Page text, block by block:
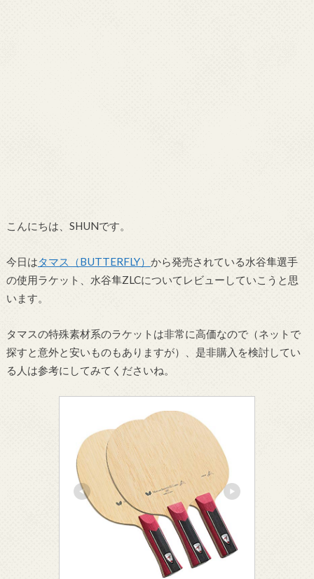
こんにちは、SHUNです。
今日はタマス（BUTTERFLY） から発売されている水谷隼選手
の使用ラケット、水谷隼ZLCについてレビューしていこうと思
います。
タマスの特殊素材系のラケットは非常に高価なので（ネットで
探すと意外と安いものもありますが）、是非購入を検討してい
る人は参考にしてみてくださいね。